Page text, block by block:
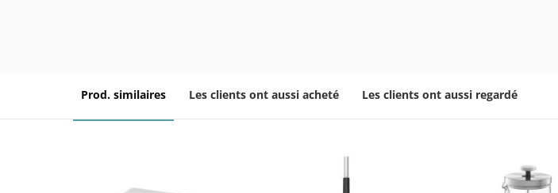
Prod. similaires Les clients ont aussi acheté Les clients ont aussi regardé